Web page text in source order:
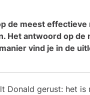
de meest effectieve
Het antwoord op de
vind je in de
Donald gerust: het is